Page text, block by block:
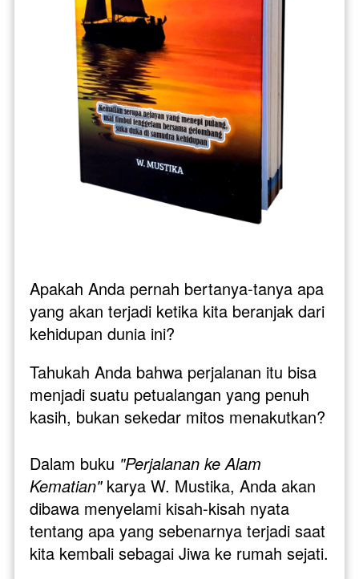
Apakah Anda pernah bertanya-tanya apa
yang akan terjadi ketika kita beranjak dari
kehidupan dunia ini?
Tahukah Anda bahwa perjalanan itu bisa
menjadi suatu petualangan yang penuh
kasih, bukan sekedar mitos menakutkan?
Dalam buku "Perjalanan ke Alam
Kematian" karya W. Mustika, Anda akan
dibawa menyelami kisah-kisah nyata
tentang apa yang sebenarnya terjadi saat